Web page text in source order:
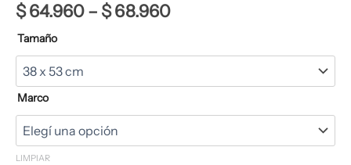
$64.960– $68.960
Tamaño
Marco
LIMPIAR